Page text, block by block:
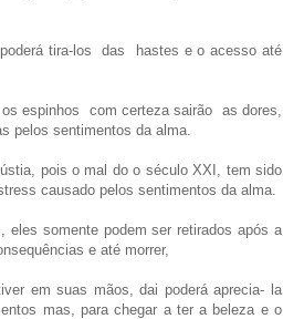
tira-los das hastes e o acesso até
espinhos com certeza sairão as dores,
pelos sentimentos da alma.
pois o mal do o século XXI, tem sido
causado pelos sentimentos da alma.
eles somente podem ser retirados após a
e até morrer,
em suas mãos, dai poderá aprecia- la
mas, para chegar a ter a beleza e o